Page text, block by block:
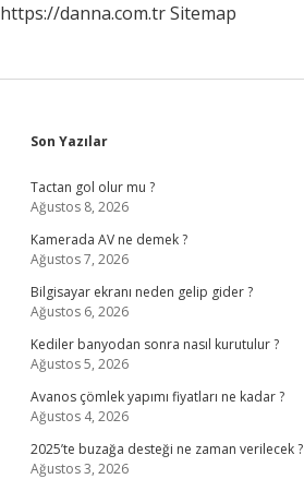
https://danna.com.trSitemap
Sidebar
Son Yazılar
Tactan gol olur mu ?
Ağustos 8, 2026
Kamerada AV ne demek ?
Ağustos 7, 2026
Bilgisayar ekranı neden gelip gider ?
Ağustos 6, 2026
Kediler banyodan sonra nasıl kurutulur ?
Ağustos 5, 2026
Avanos çömlek yapımı fiyatları ne kadar ?
Ağustos 4, 2026
2025’te buzağa desteği ne zaman verilecek ?
Ağustos 3, 2026